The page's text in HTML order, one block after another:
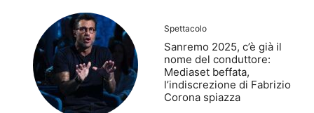
Spettacolo
Sanremo 2025, c’è già il
nome del conduttore:
Mediaset beffata,
l’indiscrezione di Fabrizio
Corona spiazza